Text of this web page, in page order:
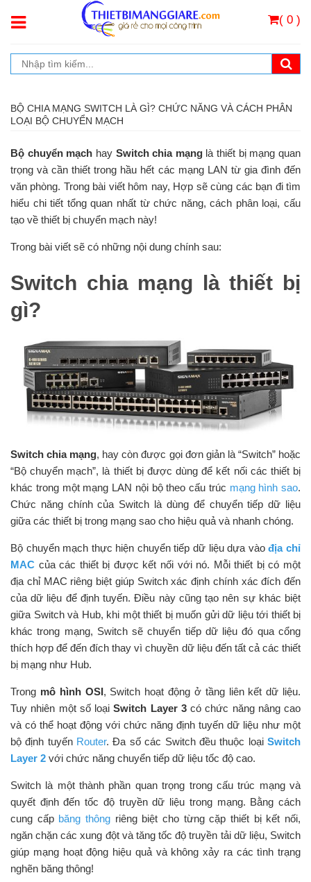
( 0 )
BỘ CHIA MẠNG SWITCH LÀ GÌ? CHỨC NĂNG VÀ CÁCH PHÂN
LOẠI BỘ CHUYỂN MẠCH
Bộ chuyển mạch hay Switch chia mạnglà thiết bị mạng quan
trọng và cần thiết trong hầu hết các mạng LAN từ gia đình đến
văn phòng. Trong bài viết hôm nay, Hợp sẽ cùng các bạn đi tìm
hiểu chi tiết tổng quan nhất từ chức năng, cách phân loại, cấu
tạo về thiết bị chuyển mạch này!
Trong bài viết sẽ có những nội dung chính sau:
Switch chia mạng là thiết bị
gì?
Switch chia mạng, hay còn được gọi đơn giản là “Switch” hoặc
“Bộ chuyển mạch”, là thiết bị được dùng để kết nối các thiết bị
khác trong một mạng LAN nội bộ theo cấu trúc mạng hình sao.
Chức năng chính của Switch là dùng để chuyển tiếp dữ liệu
giữa các thiết bị trong mạng sao cho hiệu quả và nhanh chóng.
Bộ chuyển mạch thực hiện chuyển tiếp dữ liệu dựa vàođịa chỉ
MAC của các thiết bị được kết nối với nó. Mỗi thiết bị có một
địa chỉ MAC riêng biệt giúp Switch xác định chính xác đích đến
của dữ liệu để định tuyến. Điều này cũng tạo nên sự khác biệt
giữa Switch và Hub, khi một thiết bị muốn gửi dữ liệu tới thiết bị
khác trong mạng, Switch sẽ chuyển tiếp dữ liệu đó qua cổng
thích hợp để đến đích thay vì chuyền dữ liệu đến tất cả các thiết
bị mạng như Hub.
Trong mô hình OSI, Switch hoạt động ở tầng liên kết dữ liệu.
Tuy nhiên một số loạiSwitch Layer 3có chức năng nâng cao
và có thể hoạt động với chức năng định tuyến dữ liệu như một
bộ định tuyến Router. Đa số các Switch đều thuộc loạiSwitch
Layer 2 với chức năng chuyển tiếp dữ liệu tốc độ cao.
Switch là một thành phần quan trọng trong cấu trúc mạng và
quyết định đến tốc độ truyền dữ liệu trong mạng. Bằng cách
cung cấp băng thông riêng biệt cho từng cặp thiết bị kết nối,
ngăn chặn các xung đột và tăng tốc độ truyền tải dữ liệu, Switch
giúp mạng hoạt động hiệu quả và không xảy ra các tình trạng
nghẽn băng thông!